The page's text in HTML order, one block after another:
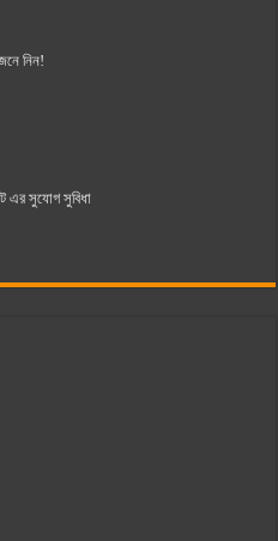
নিন!
এর সুযোগ সুবিধা